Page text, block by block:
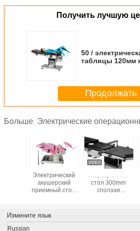
Получить лучшую
50 /
таблицы 120мм
Продолжать
Больше Электрические
Электрический
акушерский
приемный стол,
красочным
стол 300mm
сползая
Измените язык
Russian